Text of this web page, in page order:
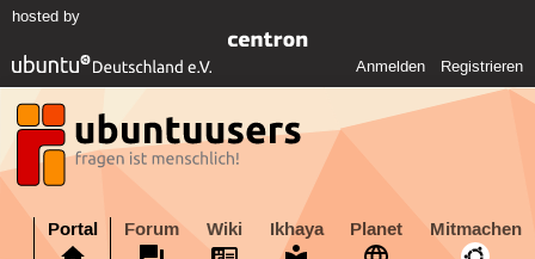
hosted by
Anmelden Registrieren
Portal Forum Wiki Ikhaya Planet Mitmachen